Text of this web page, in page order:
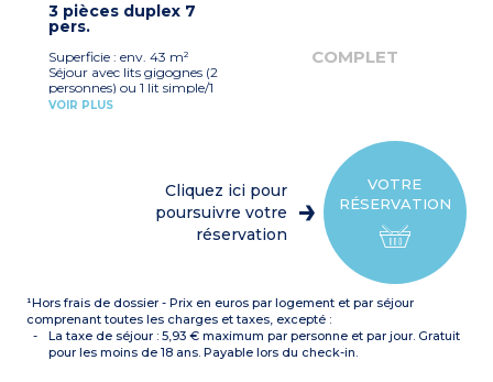
Kitchenette avec plaque
électrique, micro-ondes,
Salle de bains, WC séparé
Balcon
3 pièces duplex 7
pers.
Superficie : env. 43 m²
Séjour avec lits gigognes (2
personnes) ou 1 lit simple/1
lit mezzanine ouverte
Kitchenette avec plaque
électrique, micro-ondes,
Salle de bains et WC séparé
VOIR PLUS
COMPLET
VOTRE
RÉSERVATION
Cliquez ici pour
poursuivre votre
réservation
¹Hors frais de dossier - Prix en euros par logement et par séjour
comprenant toutes les charges et taxes, excepté :
La taxe de séjour : 5,93 € maximum par personne et par jour. Gratuit
pour les moins de 18 ans. Payable lors du check-in.